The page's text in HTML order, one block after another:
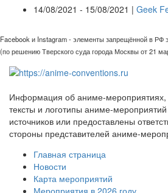
14/08/2021 - 15/08/2021 | Geek
Facebook и Instagram - элементы запрещённой в РФ
(по решению Тверского суда города Москвы от 21
Информация об аниме-мероприятиях,
тексты и логотипы аниме-
источников или предоставлены
стороны представителей аниме-
Главная страница
Новости
Карта мероприятий